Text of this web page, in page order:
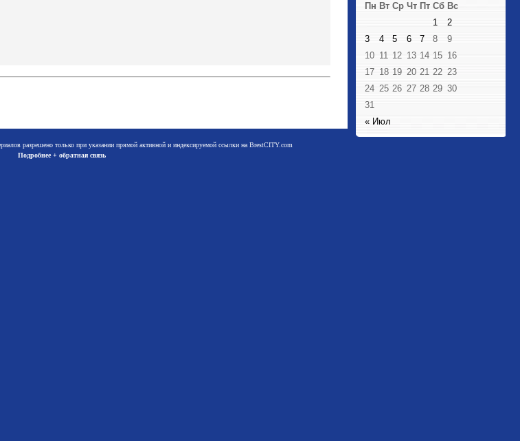
разрешено только при указании прямой активной и индексируемой ссылки на BrestCITY.com
Подробнее + обратная связь
Пн Вт Ср Чт Пт Сб Вс
« Июл
1
2
3
4 5 6 7 8
9
10 11 12 13 14 15 16
17 18 19 20 21 22 23
24 25 26 27 28 29 30
31